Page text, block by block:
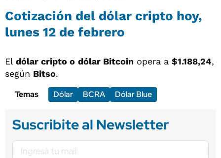
Cotización del dólar cripto hoy,
lunes 12 de febrero
El dólar cripto o dólar Bitcoin opera a $1.188,24,
según Bitso.
Temas
Dólar BCRA Dólar Blue
Suscribite al Newsletter